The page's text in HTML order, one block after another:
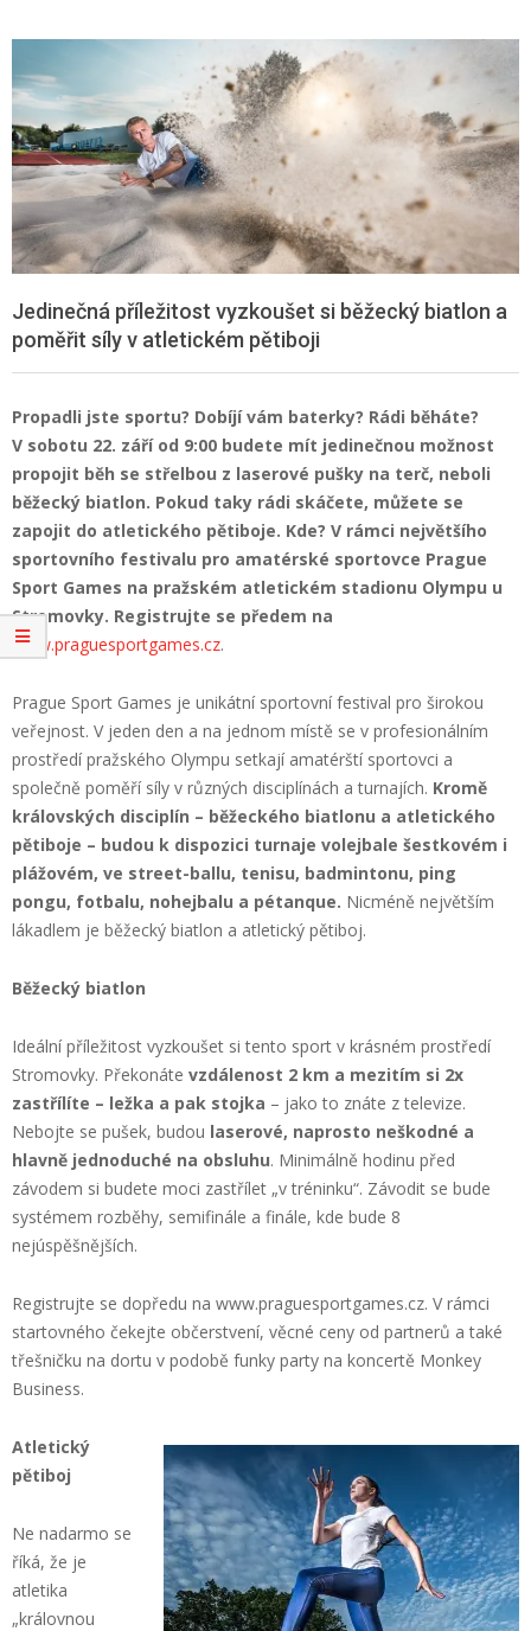
Jedinečná příležitost vyzkoušet si běžecký biatlon a
poměřit síly v atletickém pětiboji
Propadli jste sportu? Dobíjí vám baterky? Rádi běháte?
V sobotu 22. září od 9:00 budete mít jedinečnou možnost
propojit běh se střelbou z laserové pušky na terč, neboli
běžecký biatlon. Pokud taky rádi skáčete, můžete se
zapojit do atletického pětiboje. Kde? V rámci největšího
sportovního festivalu pro amatérské sportovce Prague
Sport Games na pražském atletickém stadionu Olympu u
Stromovky. Registrujte se předem na
www.praguesportgames.cz.
Prague Sport Games je unikátní sportovní festival pro širokou
veřejnost. V jeden den a na jednom místě se v profesionálním
prostředí pražského Olympu setkají amatérští sportovci a
společně poměří síly v různých disciplínách a turnajích. Kromě
královských disciplín – běžeckého biatlonu a atletického
pětiboje – budou k dispozici turnaje volejbale šestkovém i
plážovém, ve street-ballu, tenisu, badmintonu, ping
pongu, fotbalu, nohejbalu a pétanque. Nicméně největším
lákadlem je běžecký biatlon a atletický pětiboj.
Běžecký biatlon
Ideální příležitost vyzkoušet si tento sport v krásném prostředí
Stromovky. Překonáte vzdálenost 2 km a mezitím si 2x
zastřílíte – ležka a pak stojka – jako to znáte z televize.
Nebojte se pušek, budou laserové, naprosto neškodné a
hlavně jednoduché na obsluhu. Minimálně hodinu před
závodem si budete moci zastřílet „v tréninku“. Závodit se bude
systémem rozběhy, semifinále a finále, kde bude 8
nejúspěšnějších.
Registrujte se dopředu na www.praguesportgames.cz. V rámci
startovného čekejte občerstvení, věcné ceny od partnerů a také
třešničku na dortu v podobě funky party na koncertě Monkey
Business.
Atletický
pětiboj
Ne nadarmo se
říká, že je
atletika
„královnou